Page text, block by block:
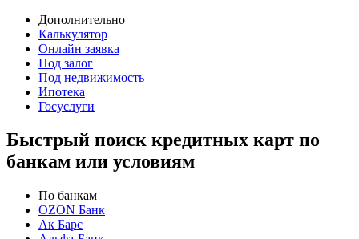
Дополнительно
Калькулятор
Онлайн заявка
Под залог
Под недвижимость
Ипотека
Госуслуги
Быстрый поиск кредитных карт по
банкам или условиям
По банкам
OZON Банк
Ак Барс